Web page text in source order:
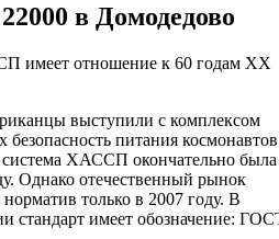
в Домодедово
имеет отношение к 60 годам XX
выступили с комплексом
питания
ХАССП окончательно была
Однако отечественный рынок
только в 2007 году. В
стандарт имеет обозначение: